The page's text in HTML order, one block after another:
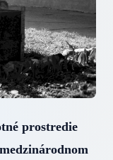
prostredie